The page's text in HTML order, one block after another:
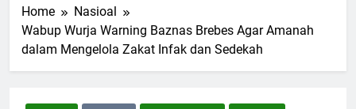
Home
Nasioal
Wabup Wurja Warning Baznas Brebes Agar Amanah
dalam Mengelola Zakat Infak dan Sedekah